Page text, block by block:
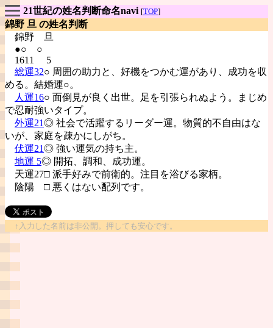
21世紀の姓名判断命名navi [TOP]
錦野 旦 の姓名判断
錦野
旦
●○ ○
1611 5
総運32○ 周囲の助力と、好機をつかむ運があり、成功を収
める。結婚運○。
人運16○ 面倒見が良く出世。足を引張られぬよう。まじめ
で忍耐強いタイプ。
外運21◎ 社会で活躍するリーダー運。物質的不自由はな
いが、家庭を疎かにしがち。
伏運21◎ 強い運気の持ち主。
地運 5◎ 開拓、調和、成功運。
天運27□ 派手好みで前衛的。注目を浴びる家柄。
陰陽 □ 悪くはない配列です。
↑入力した名前は非公開。押しても安心です。